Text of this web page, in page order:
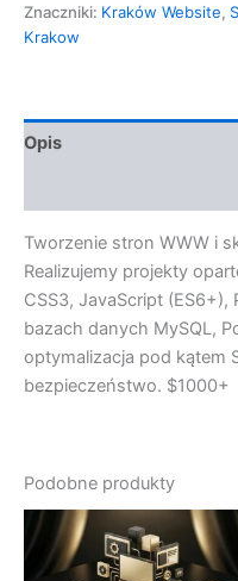
Znaczniki: Kraków Website,
Krakow
Opis
Tworzenie stron WWW i
Realizujemy projekty
CSS3, JavaScript (ES6+),
bazach danych MySQL,
optymalizacja pod kątem
bezpieczeństwo. $1000+
Podobne produkty